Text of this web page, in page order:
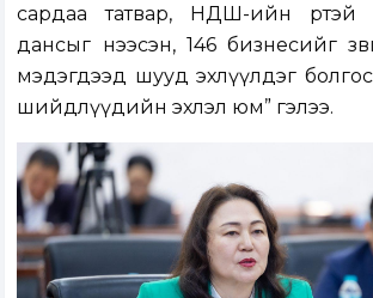
сардаа татвар, НДШ-ийн өртэй
дансыг нээсэн, 146 бизнесийг
мэдэгдээд шууд эхлүүлдэг
шийдлүүдийн эхлэл юм” гэлээ.